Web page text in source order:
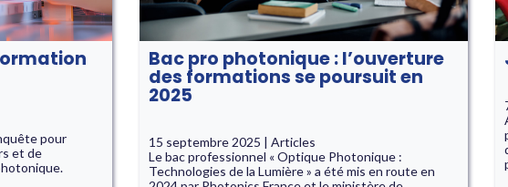
pour
et de
Bac pro photonique : l’ouverture
des formations se poursuit en
2025
15 septembre 2025 | Articles
Le bac professionnel « Optique Photonique :
Technologies de la Lumière » a été mis en route en